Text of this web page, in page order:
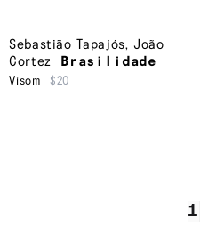
Sebastião Tapajós, João
Cortez
Brasilidade
Visom $20
1